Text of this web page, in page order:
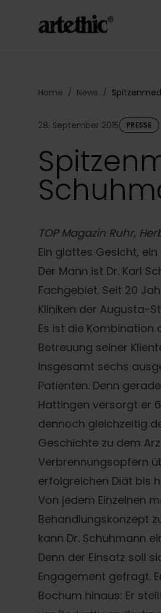
Home / News /
28. September 2015 PRESSE
TOP Magazin Ruhr,
Ein glattes Gesicht,
Der Mann ist Dr. Karl
Fachgebiet. Seit 20
Kliniken der Augusta-
Es ist die
Betreuung seiner
Insgesamt sechs
Patienten. Denn
Hattingen versorgt er
dennoch gleichzeitig
Geschichte zu dem
Verbrennungsopfern
erfolgreichen Diät bis
Von jedem Einzelnen
Behandlungskonzept
kann Dr. Schuhmann
Denn der Einsatz soll
Engagement gefragt.
Bochum hinaus: Er